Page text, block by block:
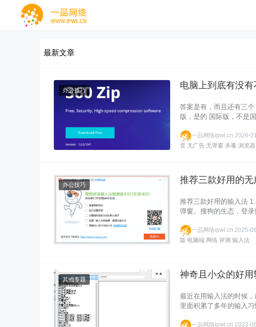
最新文章
办公技巧 电脑上到底有没
答案是有，而且还有三
版，是的 国际版，不是
一品网络ipwl.cn2026-
音 无广告 无弹窗 杀毒 浏览器
办公技巧 推荐三款好用的
推荐三款好用的输入法 1.
弹窗。搜狗的生态，登
一品网络ipwl.cn2025-
版 电脑端 网络 评测 输入法
其他专题 神奇且小众的好
最近在用输入法的时候
里面积累了多年的输入
一品网络ipwl.cn2023-